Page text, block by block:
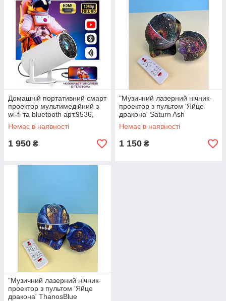
Домашній портативний смарт
проектор мультимедійний з
wi-fi та bluetooth арт.9536,
білий
Немає в наявності
1 950 ₴
"Музичний лазерний нічник-
проектор з пультом 'Яйце
дракона' Saturn Ash
Немає в наявності
1 150 ₴
"Музичний лазерний нічник-
проектор з пультом 'Яйце
дракона' ThanosBlue